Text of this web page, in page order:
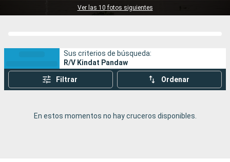
Ver las 10 fotos siguientes
Sus criterios de búsqueda:
R/V Kindat Pandaw
Filtrar Ordenar
En estos momentos no hay cruceros disponibles.